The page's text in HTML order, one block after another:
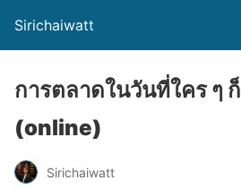
Sirichaiwatt
การตลาดในวันที่ใคร ๆ
(online)
Sirichaiwatt